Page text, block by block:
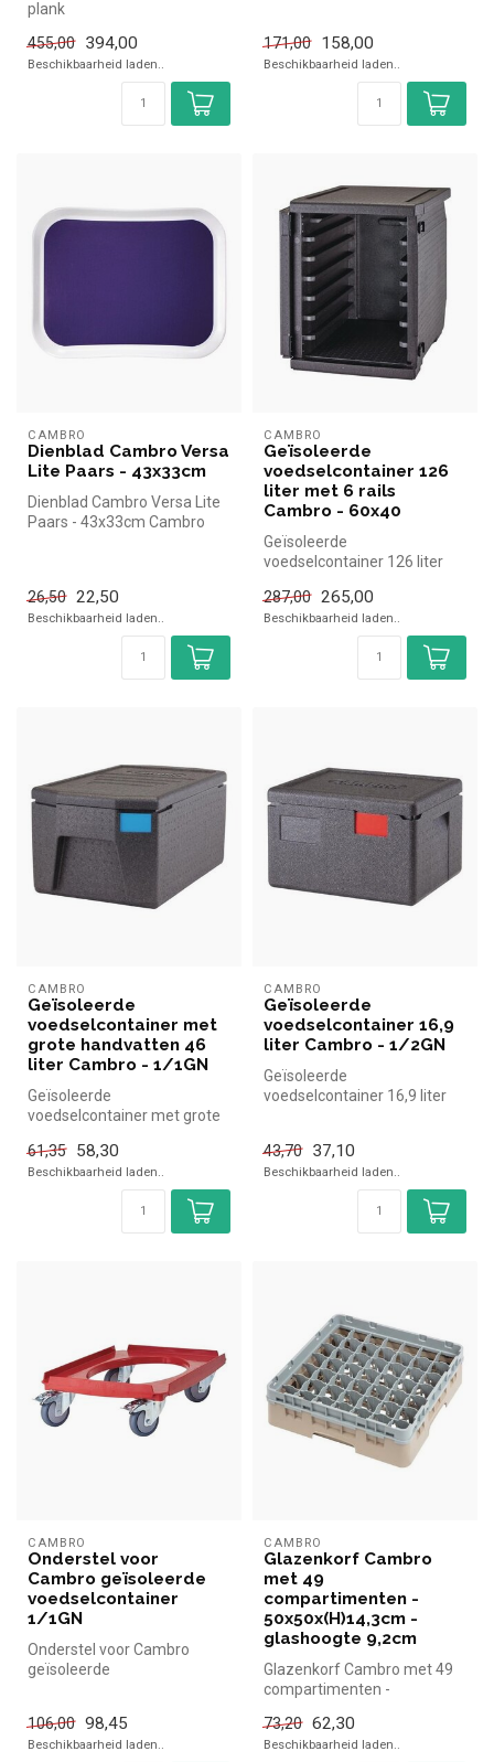
plank
✓ Geschikt voor opslag in
koelcell...
455,00 394,00
Beschikbaarheid laden..
171,00
158,00
Beschikbaarheid laden..
CAMBRO
Dienblad Cambro Versa
Lite Paars - 43x33cm
Dienblad Cambro Versa Lite
Paars - 43x33cm Cambro
26,50 22,50
Beschikbaarheid laden..
CAMBRO
Geïsoleerde
voedselcontainer 126
liter met 6 rails
Cambro - 60x40
Geïsoleerde
voedselcontainer 126 liter
Cambro simpel ...
287,00 265,00
Beschikbaarheid laden..
CAMBRO
Geïsoleerde
voedselcontainer met
grote handvatten 46
liter Cambro - 1/1GN
Geïsoleerde
voedselcontainer met grote
1/1GN Cambro...
61,35 58,30
Beschikbaarheid laden..
CAMBRO
Geïsoleerde
voedselcontainer 16,9
liter Cambro - 1/2GN
Geïsoleerde
voedselcontainer 16,9 liter
43,70
37,10
Beschikbaarheid laden..
CAMBRO
Onderstel voor
Cambro geïsoleerde
voedselcontainer
1/1GN
Onderstel voor Cambro
geïsoleerde
106,00 98,45
Beschikbaarheid laden..
CAMBRO
Glazenkorf Cambro
met 49
compartimenten -
50x50x(H)14,3cm -
glashoogte 9,2cm
Glazenkorf Cambro met 49
compartimenten -
glashoogte 9,2cm Cam...
73,20 62,30
Beschikbaarheid laden..